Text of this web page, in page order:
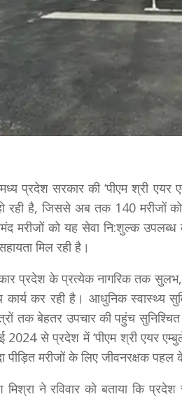
प्रदेश सरकार की ‘पीएम श्री एयर
रही है, जिससे अब तक 140 मरीजों
मरीजों को यह सेवा नि:शुल्क
मिल रही है।
प्रदेश के प्रत्येक नागरिक तक सुलभ,
कार्य कर रही है। आधुनिक स्वास्थ्य
तक बेहतर उपचार की पहुंच सुनिश्चित
से प्रदेश में ‘पीएम श्री एयर
पीड़ित मरीजों के लिए जीवनरक्षक पहल
ने रविवार को बताया कि प्रदेश